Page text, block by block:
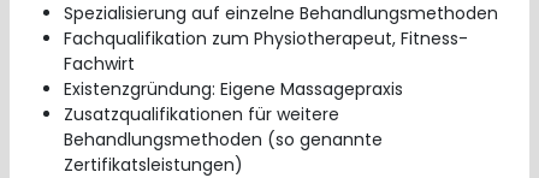
Spezialisierung auf einzelne Behandlungsmethoden
Fachqualifikation zum Physiotherapeut, Fitness-
Fachwirt
Existenzgründung: Eigene Massagepraxis
Zusatzqualifikationen für weitere
Behandlungsmethoden (so genannte
Zertifikatsleistungen)